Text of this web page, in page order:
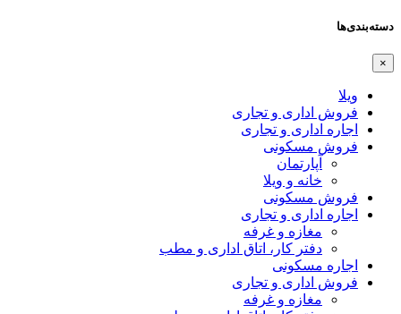
دسته‌بندی‌ها
×
ویلا
فروش اداری و تجاری
اجاره اداری و تجاری
فروش مسکونی
آپارتمان
خانه و ویلا
فروش مسکونی
اجاره اداری و تجاری
مغازه و غرفه
دفتر کار، اتاق اداری و مطب
اجاره مسکونی
فروش اداری و تجاری
مغازه و غرفه